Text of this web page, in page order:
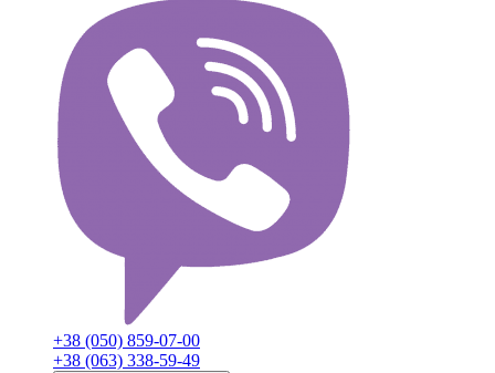
+38 (050) 859-07-00
+38 (063) 338-59-49